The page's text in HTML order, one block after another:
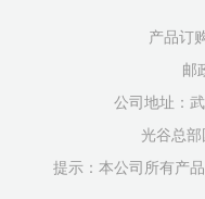
产品订
邮
公司地址：
光谷总部
提示：本公司所有产